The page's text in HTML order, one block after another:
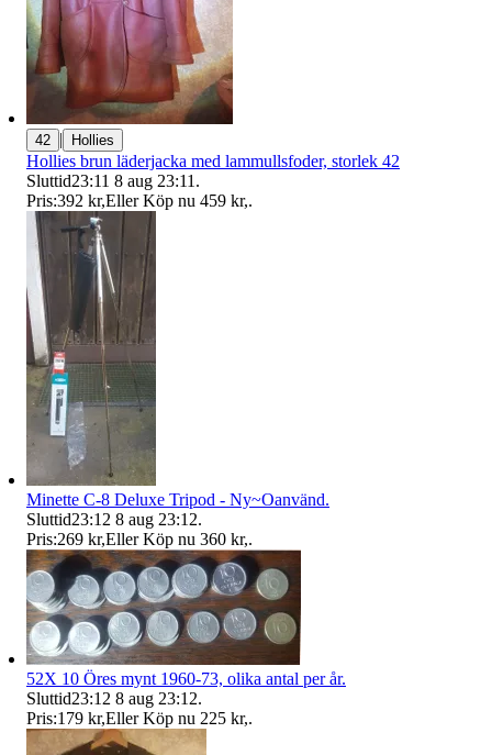
42 | Hollies
Hollies brun läderjacka med lammullsfoder, storlek 42
Sluttid23:11 8 aug 23:11 .
Pris:392 kr,Eller Köp nu 459 kr,.
Minette C-8 Deluxe Tripod - Ny~Oanvänd.
Sluttid23:12 8 aug 23:12.
Pris:269 kr,Eller Köp nu 360 kr,.
52X 10 Öres mynt 1960-73, olika antal per år.
Sluttid23:12 8 aug 23:12.
Pris:179 kr,Eller Köp nu 225 kr,.